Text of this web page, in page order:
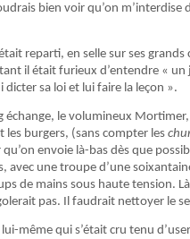
bien voir qu’on m’interdise
reparti, en selle sur ses grands
il était furieux d’entendre « un
dicter sa loi et lui faire la leçon ».
échange, le volumineux
les burgers, (sans compter les
envoie là-bas dès que
avec une troupe d’une
de mains sous haute tension.
pas. Il faudrait nettoyer le
même qui s’était cru tenu